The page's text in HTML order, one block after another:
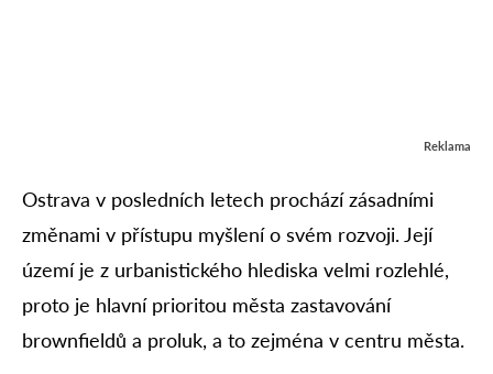
Reklama
Ostrava v posledních letech prochází zásadními
změnami v přístupu myšlení o svém rozvoji. Její
území je z urbanistického hlediska velmi rozlehlé,
proto je hlavní prioritou města zastavování
brownfieldů a proluk, a to zejména v centru města.